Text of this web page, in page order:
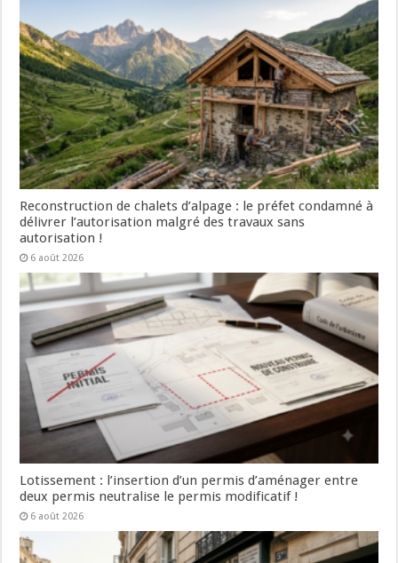
Reconstruction de chalets d’alpage : le préfet condamné à
délivrer l’autorisation malgré des travaux sans
autorisation !
6 août 2026
Lotissement : l’insertion d’un permis d’aménager entre
deux permis neutralise le permis modificatif !
6 août 2026